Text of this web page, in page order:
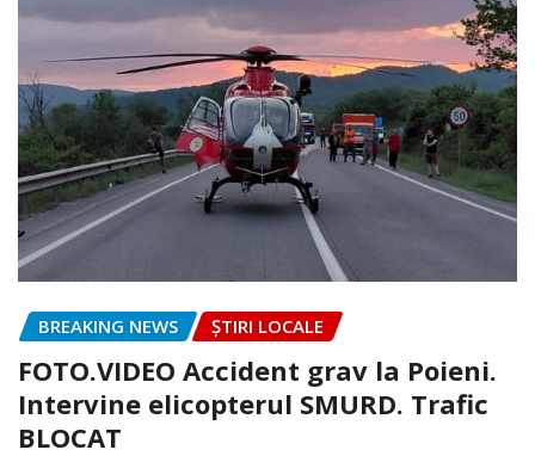
BREAKING NEWS ȘTIRI LOCALE
FOTO.VIDEO Accident grav la Poieni.
Intervine elicopterul SMURD. Trafic
BLOCAT